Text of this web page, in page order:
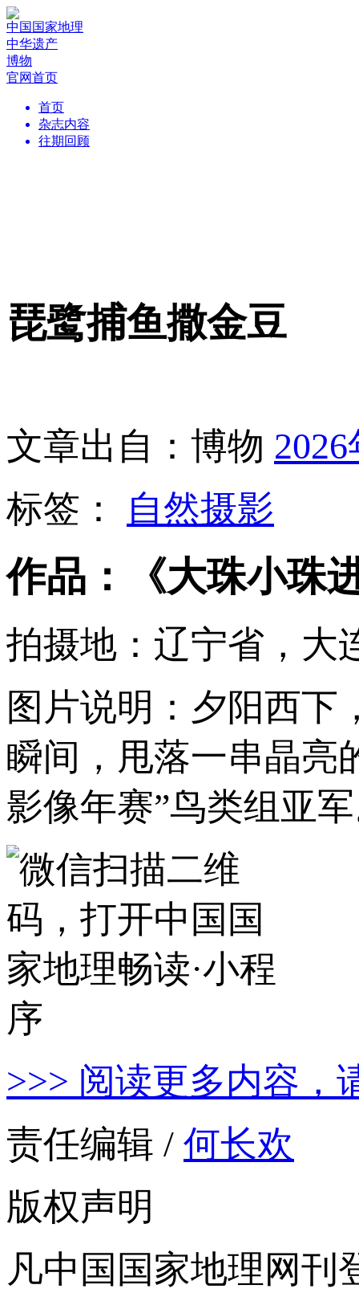
中国国家地理
中华遗产
博物
官网首页
首页
杂志内容
往期回顾
琵鹭捕鱼撒金豆
文章出自：博物
标签：
自然摄影
作品：《大珠小珠
拍摄地：辽宁省，大
图片说明：夕阳西下
瞬间，甩落一串晶亮
影像年赛”鸟类组亚
>>> 阅读更多内容，
责任编辑 / 何长欢
版权声明
凡中国国家地理网刊